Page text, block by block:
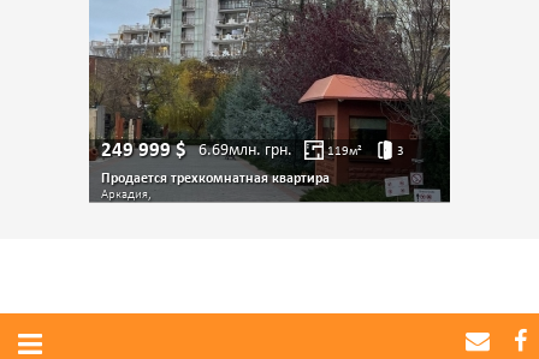
249 999$ 6.69млн. грн. 119м² 3
Продается трехкомнатная квартира
Аркадия,